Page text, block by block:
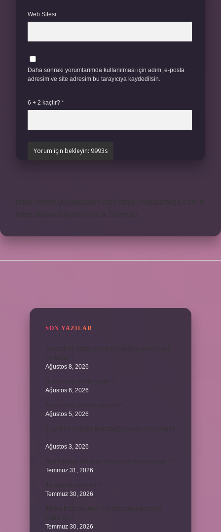
Web Sitesi
Daha sonraki yorumlarımda kullanılması için adım, e-posta
adresim ve site adresim bu tarayıcıya kaydedilsin.
6 + 2 kaçtır? *
SON YAZILAR
Ağustos 8, 2026
Ağustos 6, 2026
Ağustos 5, 2026
Ağustos 3, 2026
Temmuz 31, 2026
Temmuz 30, 2026
Temmuz 30, 2026